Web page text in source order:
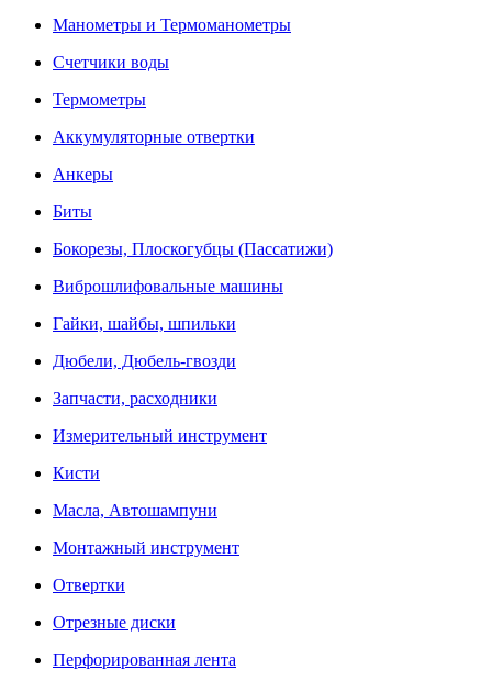
Манометры и Термоманометры
Счетчики воды
Термометры
Аккумуляторные отвертки
Анкеры
Биты
Бокорезы, Плоскогубцы (Пассатижи)
Виброшлифовальные машины
Гайки, шайбы, шпильки
Дюбели, Дюбель-гвозди
Запчасти, расходники
Измерительный инструмент
Кисти
Масла, Автошампуни
Монтажный инструмент
Отвертки
Отрезные диски
Перфорированная лента